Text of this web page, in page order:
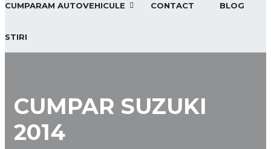
CUMPARAM AUTOVEHICULE CONTACT BLOG
STIRI
CUMPAR SUZUKI
2014